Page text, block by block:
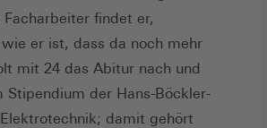
Facharbeiter findet er,
er ist, dass da noch mehr
mit 24 das Abitur nach und
der Hans-Böckler-
damit gehört